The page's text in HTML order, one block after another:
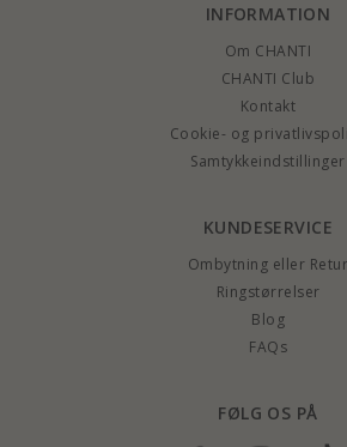
INFORMATION
Om CHANTI
CHANTI Club
Kontakt
Cookie- og
Samtykkeindstillinger
KUNDESERVICE
Ombytning eller Retur
Ringstørrelser
Blog
FAQs
FØLG OS PÅ